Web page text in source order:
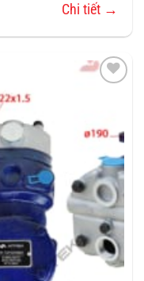
Chi tiết →
YÊU